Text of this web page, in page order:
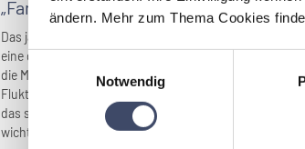
ändern. Mehr zum Thema Cookies
Einwilligungsauswahl
Notwendig
„Familienfreundlichkeit” ergeben?
Das jahrelange Engagement im Bereich der besseren
eine derartige Investition ist für unser Krankenhaus
die Mitarbeiterbindung, wirken vertrauensstiftend und
Fluktuationsrate, in der Wahrnehmung als attraktiver
das spüren die uns anvertrauten Patienten und
wichtig für ihre Genesung und Heilung.